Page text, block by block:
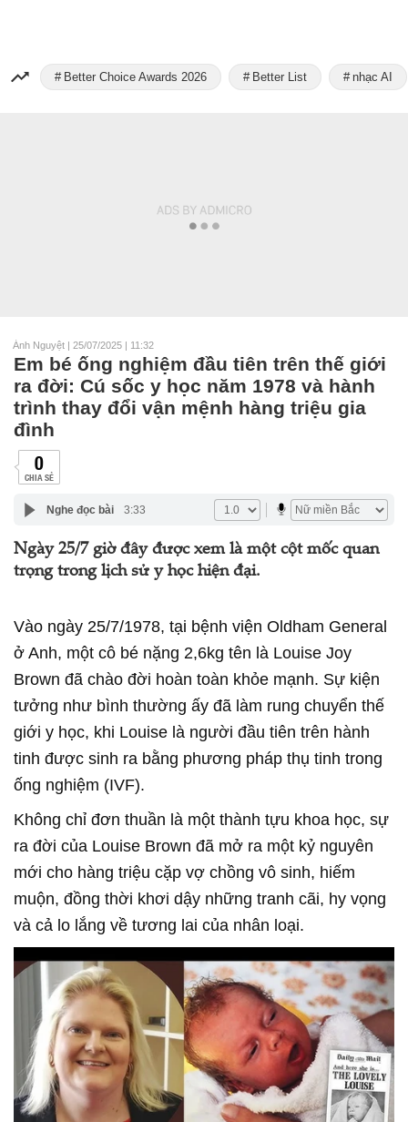
Better Choice Awards 2026 Better List nhạc AI
Ánh Nguyệt | 25/07/2025 | 11:32
Em bé ống nghiệm đầu tiên trên thế giới
ra đời: Cú sốc y học năm 1978 và hành
trình thay đổi vận mệnh hàng triệu gia
đình
0
CHIA SẺ
Nghe đọc bài 3:33
Ngày 25/7 giờ đây được xem là một cột mốc quan
trọng trong lịch sử y học hiện đại.
Vào ngày 25/7/1978, tại bệnh viện Oldham General
ở Anh, một cô bé nặng 2,6kg tên là Louise Joy
Brown đã chào đời hoàn toàn khỏe mạnh. Sự kiện
tưởng như bình thường ấy đã làm rung chuyển thế
giới y học, khi Louise là người đầu tiên trên hành
tinh được sinh ra bằng phương pháp thụ tinh trong
ống nghiệm (IVF).
Không chỉ đơn thuần là một thành tựu khoa học, sự
ra đời của Louise Brown đã mở ra một kỷ nguyên
mới cho hàng triệu cặp vợ chồng vô sinh, hiếm
muộn, đồng thời khơi dậy những tranh cãi, hy vọng
và cả lo lắng về tương lai của nhân loại.